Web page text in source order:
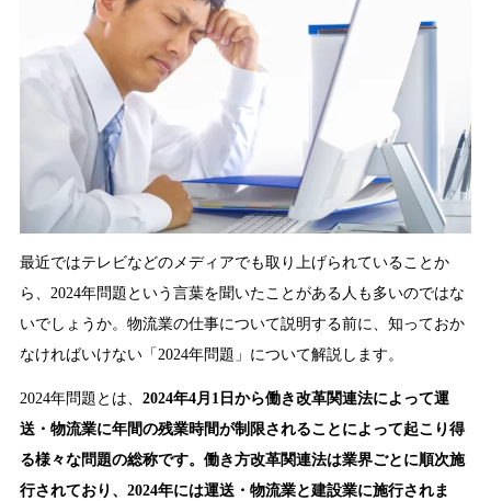
最近ではテレビなどのメディアでも取り上げられていることか
ら、2024年問題という言葉を聞いたことがある人も多いのではな
いでしょうか。物流業の仕事について説明する前に、知っておか
なければいけない「2024年問題」について解説します。
2024年問題とは、 2024年4月1日から働き改革関連法によって運
送・物流業に年間の残業時間が制限されることによって起こり得
る様々な問題の総称です。働き方改革関連法は業界ごとに順次施
行されており、2024年には運送・物流業と建設業に施行されま